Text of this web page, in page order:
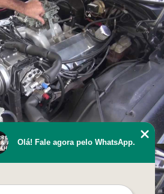
Olá! Fale agora pelo WhatsApp.